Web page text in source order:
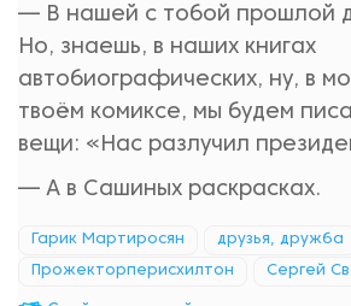
— В нашей с тобой прошлой
Но, знаешь, в наших книгах
автобиографических, ну, в
твоём комиксе, мы будем
вещи: «Нас разлучил
— А в Сашиных раскрасках.
Гарик Мартиросян друзья, дружба
Прожекторперисхилтон Сергей